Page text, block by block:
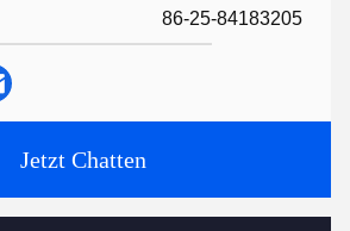
86-25-84183205
Jetzt Chatten